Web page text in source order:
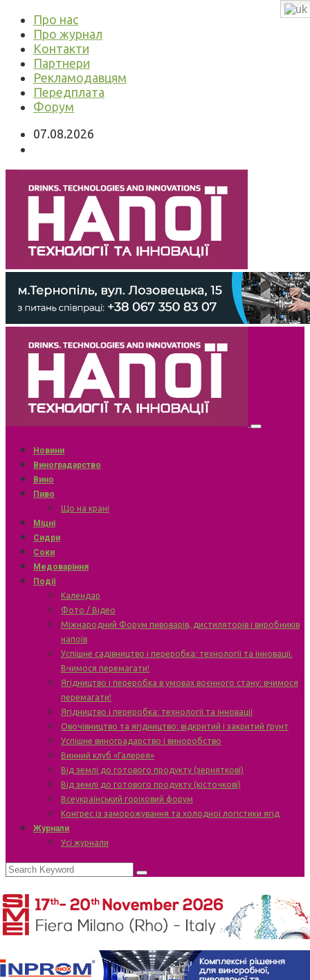
Про нас
Про журнал
Контакти
Партнери
Рекламодавцям
Передплата
Форум
07.08.2026
Новини
Виноградарство
Вино
Пиво
Що на крані
Міцні
Сидри
Соки
Медоваріння
Події
Календар
Фото / Відео
Міжнародний Форум пивоварів, дистиляторів і виробників
напоїв
Успішне садівництво і переробка: технології та інновації.
Вчимося перемагати!
Ягідництво і переробка в умовах воєнного стану: вчимося
перемагати!
Ягідництво і переробка: технології та інновації
Овочівництво та ягідництво: відкритий і закритий ґрунт
Успішне виноградарство і виноробство
Винний клуб «Галерея»
Від землі до готового продукту (зерняткові)
Від землі до готового продукту (кісточкові)
Всеукраїнський горіховий форум
Конгрес із заморожування та холодної логістики ягід
Журнали
Усі журнали